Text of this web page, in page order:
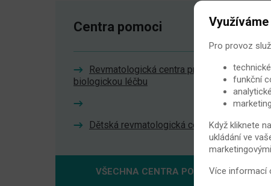
Centra pomoci
Revmatologická centra pro
biologickou léčbu
Dětská revmatologická centra
VŠECHNA CENTRA POMOCI
Pro provoz
funkční
Když kliknete
ukládání ve
Více informací